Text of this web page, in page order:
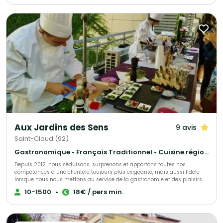
Aux Jardins des Sens 9 avis
Saint-Cloud (92)
Gastronomique • Français Traditionnel • Cuisine régionale
Depuis 2012, nous séduisons, surprenons et apportons toutes nos
compétences à une clientèle toujours plus exigeante, mais aussi fidèle
lorsque nous nous mettons au service de la gastronomie et des plaisirs
gourmands. L’art de bien vous servir réside dans la recherche
permanente du juste équilibre entre la qualité de nos produits et la mise
fournisseurs locaux en circuit court, qui travaille avec une agriculture
10-1500 • 18€ / pers min.